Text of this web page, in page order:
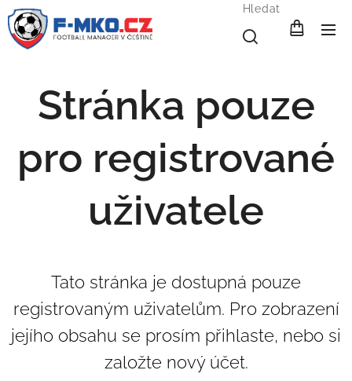
Hledat
Stránka pouze
pro registrované
uživatele
Tato stránka je dostupná pouze
registrovaným uživatelům. Pro zobrazení
jejího obsahu se prosím přihlaste, nebo si
založte nový účet.